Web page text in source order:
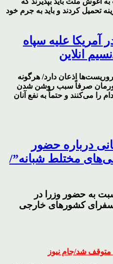
تحمیل کردند و باید به جرم خود
آمریکا علیه سپاه
انلاین
اذعان دارد/ هرگونه
صرفاً سبب روشن شدن
را می‌کنند و حتماً به نفع آنان
درباره حضور
مختلط شبانه”/
به حضور وزرا در
سفرای کشورهای خارجی
شد/جام نیوز